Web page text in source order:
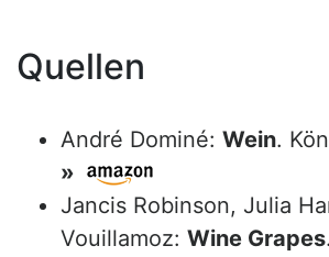
Quellen
André Dominé: Wein.
»
Jancis Robinson, Julia
Vouillamoz: Wine Grapes